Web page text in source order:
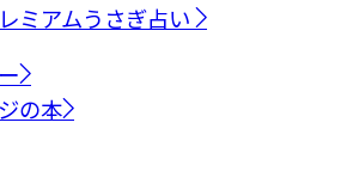
ミアムうさぎ占い
の本